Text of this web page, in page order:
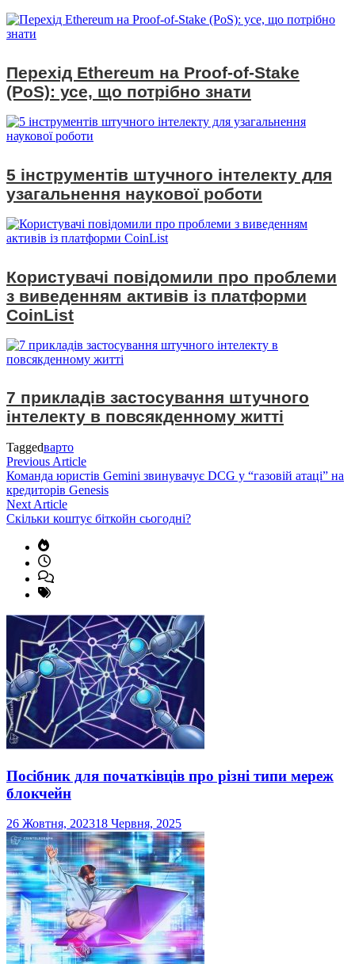
Перехід Ethereum на Proof-of-Stake
(PoS): усе, що потрібно знати
5 інструментів штучного інтелекту для
узагальнення наукової роботи
Користувачі повідомили про проблеми
з виведенням активів із платформи
CoinList
7 прикладів застосування штучного
інтелекту в повсякденному житті
Taggedварто
Навігація
записів
Previous ArticlePrevious
article:
Команда юристів Gemini звинувачує DCG у “газовій атаці” на
кредиторів Genesis
Next ArticleNext
article:
Скільки коштує біткойн сьогодні?
Посібник для початківців про різні типи мереж
блокчейн
26 Жовтня, 202318 Червня, 2025